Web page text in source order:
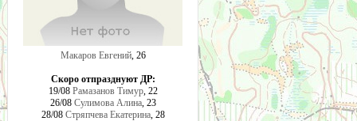
Макаров Евгений, 26
Скоро отпразднуют ДР:
19/08 Рамазанов Тимур, 22
26/08 Сулимова Алина, 23
28/08 Стряпчева Екатерина, 28